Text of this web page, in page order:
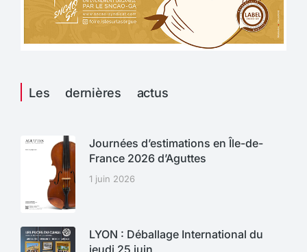
Les dernières actus
Journées d’estimations en Île-de-
France 2026 d’Aguttes
1 juin 2026
LYON : Déballage International du